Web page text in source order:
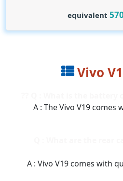
equivalent
Vivo
A : The Vivo V19
A : Vivo V19 comes with